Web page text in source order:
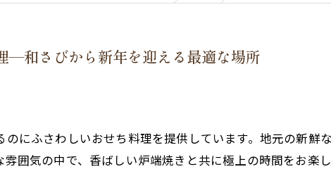
—和さびから新年を迎える最適な場所
にふさわしいおせち料理を提供しています。地元の新鮮
囲気の中で、香ばしい炉端焼きと共に極上の時間をお楽